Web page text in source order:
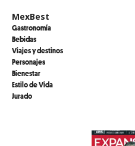
MexBest
Gastronomía
Bebidas
Viajes y destinos
Personajes
Bienestar
Estilo de Vida
Jurado